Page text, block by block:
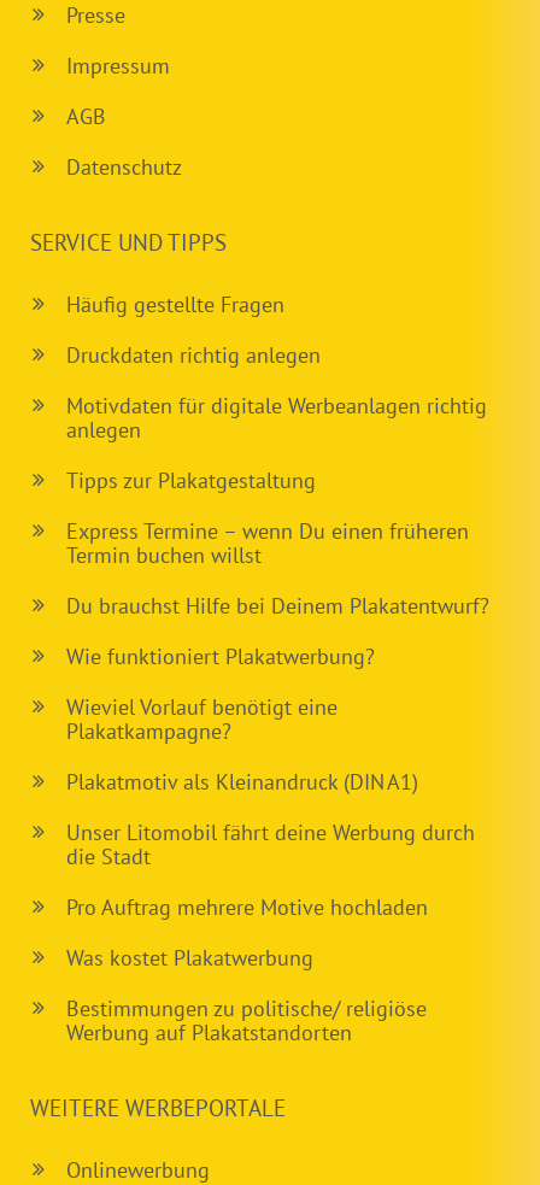
Presse
Impressum
AGB
Datenschutz
SERVICE UND TIPPS
Häufig gestellte Fragen
Druckdaten richtig anlegen
Motivdaten für digitale Werbeanlagen richtig
anlegen
Tipps zur Plakatgestaltung
Express Termine – wenn Du einen früheren
Termin buchen willst
Du brauchst Hilfe bei Deinem Plakatentwurf?
Wie funktioniert Plakatwerbung?
Wieviel Vorlauf benötigt eine
Plakatkampagne?
Plakatmotiv als Kleinandruck (DIN A1)
Unser Litomobil fährt deine Werbung durch
die Stadt
Pro Auftrag mehrere Motive hochladen
Was kostet Plakatwerbung
Bestimmungen zu politische/ religiöse
Werbung auf Plakatstandorten
WEITERE WERBEPORTALE
Onlinewerbung